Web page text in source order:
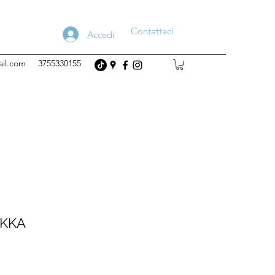
Accedi Contattaci
3755330155